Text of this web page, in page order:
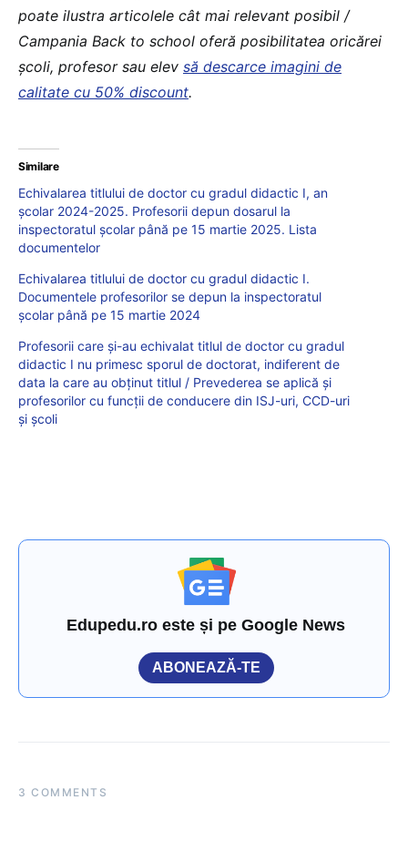
poate ilustra articolele cât mai relevant posibil /
Campania Back to school oferă posibilitatea oricărei
școli, profesor sau elev să descarce imagini de
calitate cu 50% discount.
Similare
Echivalarea titlului de doctor cu gradul didactic I, an
școlar 2024-2025. Profesorii depun dosarul la
inspectoratul școlar până pe 15 martie 2025. Lista
documentelor
Echivalarea titlului de doctor cu gradul didactic I.
Documentele profesorilor se depun la inspectoratul
școlar până pe 15 martie 2024
Profesorii care și-au echivalat titlul de doctor cu gradul
didactic I nu primesc sporul de doctorat, indiferent de
data la care au obținut titlul / Prevederea se aplică și
profesorilor cu funcții de conducere din ISJ-uri, CCD-uri
și școli
Edupedu.ro este și pe Google News
ABONEAZĂ-TE
3 COMMENTS